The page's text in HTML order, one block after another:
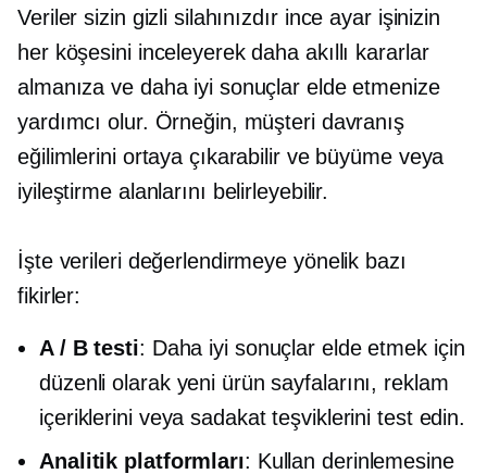
Veriler sizin gizli silahınızdır ince ayarişinizin
her köşesini inceleyerek daha akıllı kararlar
almanıza ve daha iyi sonuçlar elde etmenize
yardımcı olur. Örneğin, müşteri davranış
eğilimlerini ortaya çıkarabilir ve büyüme veya
iyileştirme alanlarını belirleyebilir.
İşte verileri değerlendirmeye yönelik bazı
fikirler:
A / B testi: Daha iyi sonuçlar elde etmek için
düzenli olarak yeni ürün sayfalarını, reklam
içeriklerini veya sadakat teşviklerini test edin.
Analitik platformları: Kullanderinlemesine